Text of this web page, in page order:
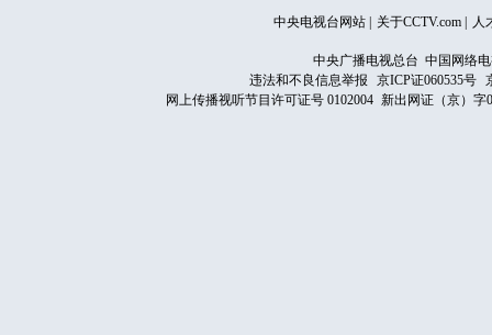
中央电视台网站 关于CCTV.com 人
中央广播电视总台 中国网络
违法和不良信息举报
京ICP证060535号
网上传播视听节目许可证号 0102004 新出网证（京）